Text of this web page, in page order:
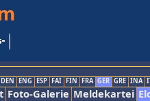
DEN ENG ESP FAI FIN FRA GER GRE INA
Foto-Galerie Meldekartei